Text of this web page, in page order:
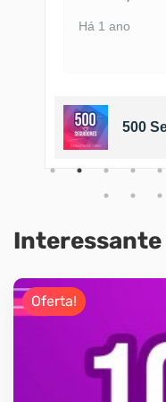
Há 1 ano
500
Interessante
Oferta!